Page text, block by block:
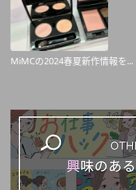
MiMCの2024春夏新作情報を...